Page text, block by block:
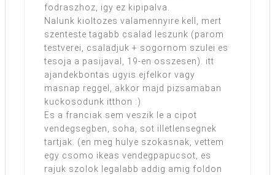
fodraszhoz, igy ez kipipalva.
Nalunk kioltozes valamennyire kell, mert
szenteste tagabb csalad leszunk (parom
testverei, csaladjuk + sogornom szulei es
tesoja a pasijaval, 19-en osszesen). itt
ajandekbontas ugyis ejfelkor vagy
masnap reggel, akkor majd pizsamaban
kuckosodunk itthon :)
Es a franciak sem veszik le a cipot
vendegsegben, soha, sot illetlensegnek
tartjak. (en meg hulye szokasnak, vettem
egy csomo ikeas vendegpapucsot, es
rajuk szolok legalabb addig amig foldon